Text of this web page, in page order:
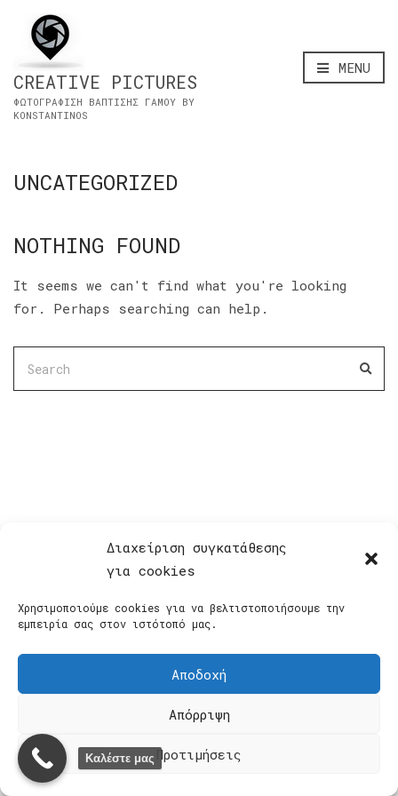
Διαχείριση συγκατάθεσης
για cookies
Χρησιμοποιούμε cookies για να βελτιστοποιήσουμε την
εμπειρία σας στον ιστότοπό μας.
Αποδοχή
Απόρριψη
Προτιμήσεις
CREATIVE PICTURES
ΦΩΤΟΓΡΑΦΙΣΗ ΒΑΠΤΙΣΗΣ ΓΑΜΟΥ BY
KONSTANTINOS
MENU
UNCATEGORIZED
NOTHING FOUND
It seems we can't find what you're looking
for. Perhaps searching can help.
FOR:
Πολιτική Συναλλαγών
Προϋποθέσεις
© 2026 creativepictures |SmartSupport Group
παντός δικαιώματος.
Καλέστε μας